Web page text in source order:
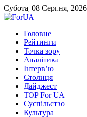
Субота, 08 Серпня, 2026
Головне
Рейтинги
Точка зору
Аналітика
Інтерв’ю
Столиця
Дайджест
TOP For UA
Суспiльство
Культура